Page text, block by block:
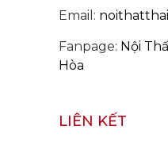
Email:
Fanpage: Nội
Hòa
LIÊN KẾT